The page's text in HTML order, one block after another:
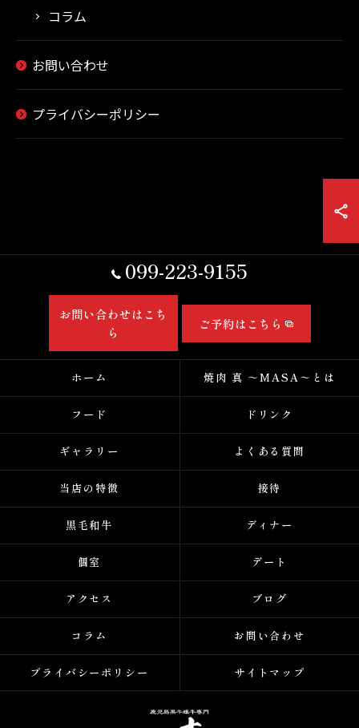
コラム
お問い合わせ
プライバシーポリシー
099-223-9155
お問い合わせはこち
ら
ご予約はこちら
ホーム 焼肉 真 ～MASA～とは
フード ドリンク
ギャラリー よくある質問
当店の特徴 接待
黒毛和牛 ディナー
個室 デート
アクセス ブログ
コラム お問い合わせ
プライバシーポリシー サイトマップ